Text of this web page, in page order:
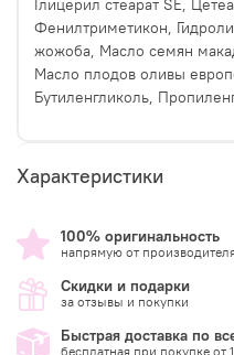
Глицерил стеарат SE,
Фенилтриметикон,
жожоба, Масло семян
Масло плодов оливы
Бутиленгликоль,
Характеристики
100% оригинальность
напрямую от
Скидки и подарки
за отзывы и покупки
Быстрая доставка по
бесплатная при покупке от